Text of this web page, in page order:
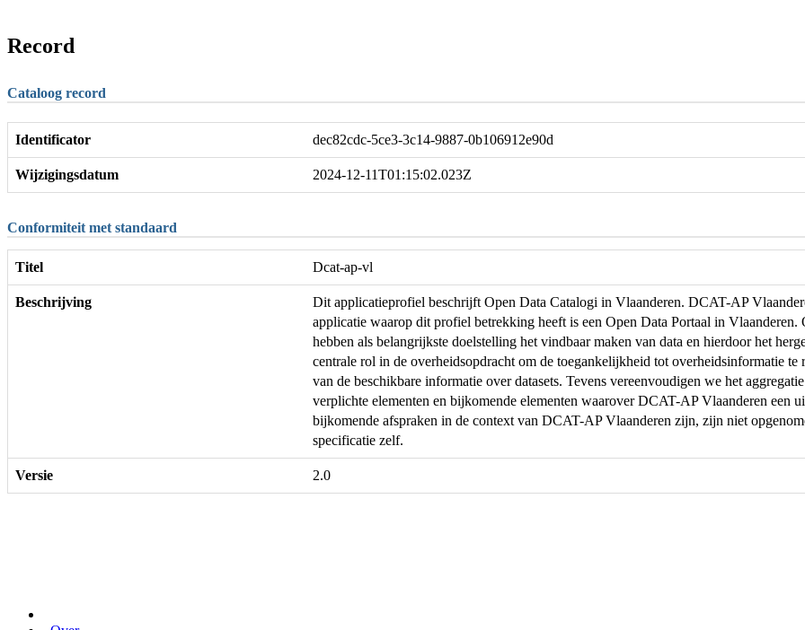
Record
Cataloog record
Identificator dec82cdc-5ce3-3c14-9887-0b106912e90d
Wijzigingsdatum 2024-12-11T01:15:02.023Z
Conformiteit met standaard
Titel Dcat-ap-vl
Beschrijving
Dit applicatieprofiel beschrijft Open Data Catalogi in Vlaanderen. DCAT-AP
applicatie waarop dit profiel betrekking heeft is een Open Data Portaal in
hebben als belangrijkste doelstelling het vindbaar maken van data en hierdoor het
centrale rol in de overheidsopdracht om de toegankelijkheid tot overheidsinformatie
van de beschikbare informatie over datasets. Tevens vereenvoudigen we het
verplichte elementen en bijkomende elementen waarover DCAT-AP Vlaanderen een
bijkomende afspraken in de context van DCAT-AP Vlaanderen zijn, zijn niet
specificatie zelf.
Versie 2.0